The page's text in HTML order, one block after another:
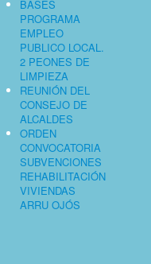
BASES
PROGRAMA
EMPLEO
PUBLICO LOCAL.
2 PEONES DE
LIMPIEZA
REUNIÓN DEL
CONSEJO DE
ALCALDES
ORDEN
CONVOCATORIA
SUBVENCIONES
REHABILITACIÓN
VIVIENDAS
ARRU OJÓS